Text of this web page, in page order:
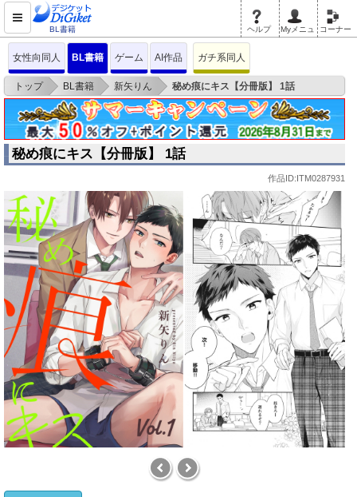
BL書籍 ヘルプ Myメニュ コーナー
女性向同人 BL書籍 ゲーム AI作品 ガチ系同人
トップ > BL書籍 > 新矢りん > 秘め痕にキス【分冊版】 1話
秘め痕にキス【分冊版】 1話
作品ID:ITM0287931